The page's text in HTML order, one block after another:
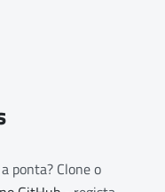
ponta? Clone o